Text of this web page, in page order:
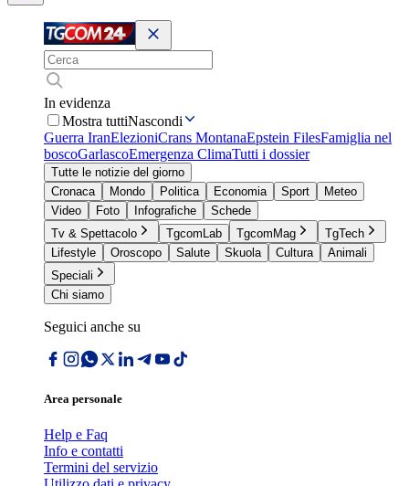
In evidenza
Mostra tuttiNascondi
Guerra IranElezioniCrans MontanaEpstein FilesFamiglia nel
boscoGarlascoEmergenza ClimaTutti i dossier
Tutte le notizie del giorno
Cronaca
Mondo Politica Economia Sport
Meteo
Video
Foto Infografiche
Schede
Tv & Spettacolo
TgcomLab TgcomMag
TgTech
Lifestyle
Oroscopo Salute Skuola Cultura
Animali
Speciali
Chi siamo
Seguici anche su
Area personale
Help e Faq
Info e contatti
Termini del servizio